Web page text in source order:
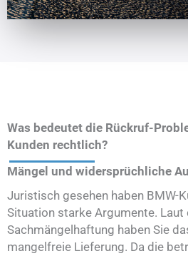
Was bedeutet die Rückruf-
Kunden rechtlich?
Mängel und widersprüchliche
Juristisch gesehen haben BMW-
Situation starke Argumente. Laut
Sachmängelhaftung haben Sie
mangelfreie Lieferung. Da die